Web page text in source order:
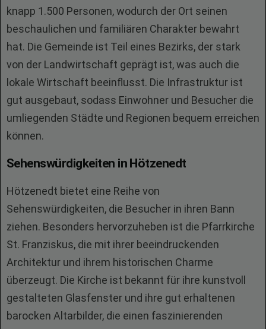
knapp 1.500 Personen, wodurch der Ort seinen
beschaulichen und familiären Charakter bewahrt
hat. Die Gemeinde ist Teil eines Bezirks, der stark
von der Landwirtschaft geprägt ist, was auch die
lokale Wirtschaft beeinflusst. Die Infrastruktur ist
gut ausgebaut, sodass Einwohner und Besucher die
umliegenden Städte und Regionen bequem erreichen
können.
Sehenswürdigkeiten in Hötzenedt
Hötzenedt bietet eine Reihe von
Sehenswürdigkeiten, die Besucher in ihren Bann
ziehen. Besonders hervorzuheben ist die Pfarrkirche
St. Franziskus, die mit ihrer beeindruckenden
Architektur und ihrem historischen Charme
überzeugt. Die Kirche ist bekannt für ihre kunstvoll
gestalteten Glasfenster und ihre gut erhaltenen
barocken Altarbilder, die einen faszinierenden